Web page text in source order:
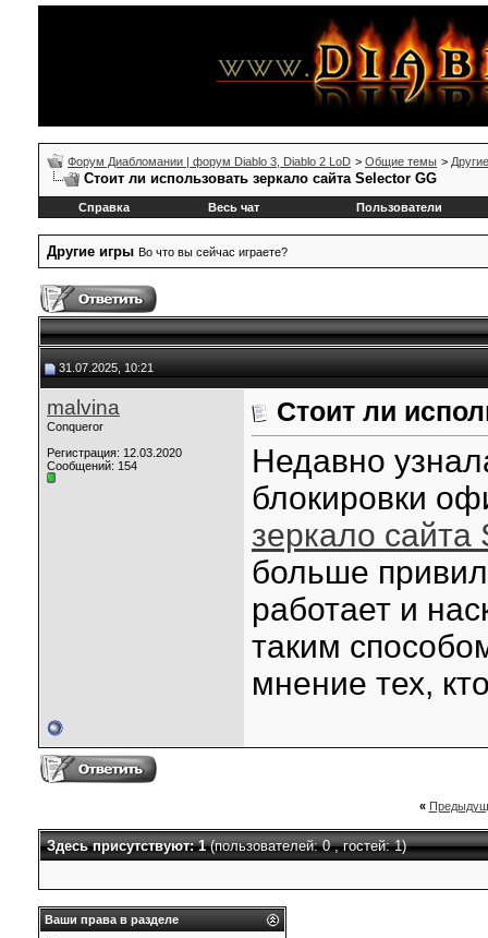
Форум Диабломании | форум Diablo 3, Diablo 2 LoD > Общие темы >
Стоит ли использовать зеркало сайта Selector GG
Справка Весь чат Пользователи
Другие игры Во что вы сейчас играете?
31.07.2025, 10:21
malvina
Conqueror
Регистрация: 12.03.2020
Сообщений: 154
Стоит ли
Недавно
блокировки
зеркало сайта
больше
работает и
таким
мнение тех,
«
Здесь присутствуют: 1(пользователей: 0 , гостей: 1)
Ваши права в разделе